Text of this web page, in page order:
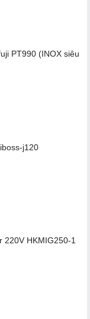
PT990 (INOX siêu
j120
220V HKMIG250-1